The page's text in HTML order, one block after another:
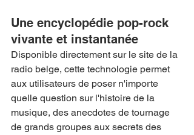
Une encyclopédie pop-rock
vivante et instantanée
Disponible directement sur le site de la
radio belge, cette technologie permet
aux utilisateurs de poser n'importe
quelle question sur l'histoire de la
musique, des anecdotes de tournage
de grands groupes aux secrets des